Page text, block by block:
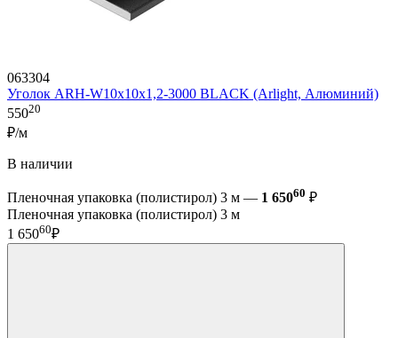
063304
Уголок ARH-W10x10x1,2-3000 BLACK (Arlight, Алюминий)
55020
₽/м
В наличии
Пленочная упаковка (полистирол) 3 м — 1 65060 ₽
Пленочная упаковка (полистирол) 3 м
1 65060₽